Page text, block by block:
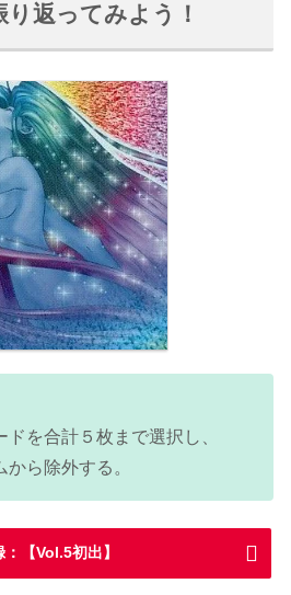
返ってみよう！
を合計５枚まで選択し、
ら除外する。
：【Vol.5初出】